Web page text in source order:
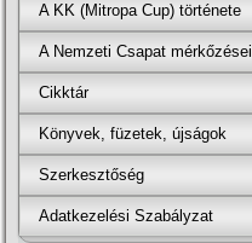
A KK (Mitropa Cup) története
A Nemzeti Csapat mérkőzései
Cikktár
Könyvek, füzetek, újságok
Szerkesztőség
Adatkezelési Szabályzat